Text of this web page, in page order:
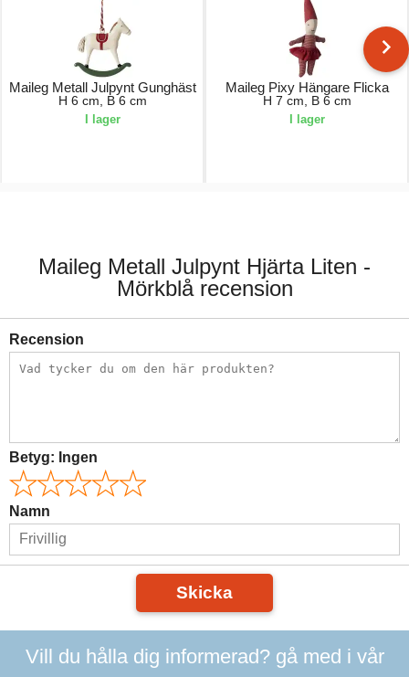
Maileg Metall Julpynt Gunghäst
H 6 cm, B 6 cm
I lager
Maileg Pixy Hängare Flicka
H 7 cm, B 6 cm
I lager
Maileg Metall Julpynt Hjärta Liten -
Mörkblå recension
Recension
Betyg: Ingen
Namn
Skicka
Vill du hålla dig informerad? gå med i vår